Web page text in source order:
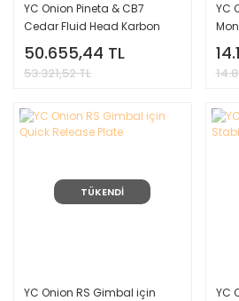
YC Onion Pineta & CB7
Cedar Fluid Head Karbon
Fiber Tripod Kit
50.655,44 TL
53.321,52 TL
YC
TÜKENDİ
YC Onion RS Gimbal için
YC